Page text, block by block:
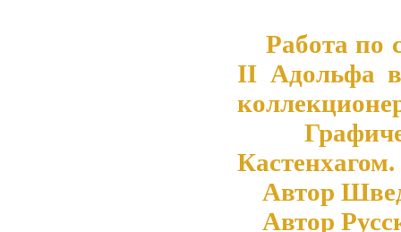
Работа по
II Адольфа
Кастенхагом.
Автор
Автор